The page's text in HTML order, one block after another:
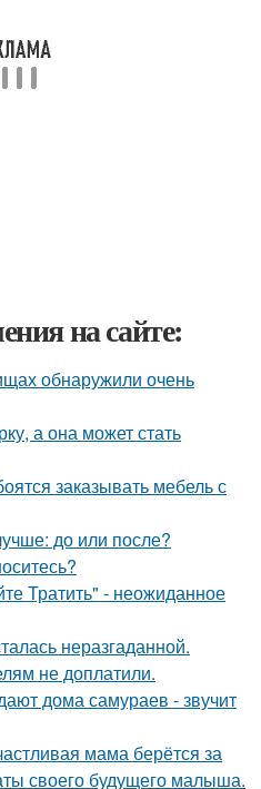
на сайте:
обнаружили очень
а она может стать
заказывать мебель с
до или после?
Тратить" - неожиданное
неразгаданной.
не доплатили.
дома самураев - звучит
мама берётся за
своего будущего малыша.